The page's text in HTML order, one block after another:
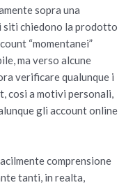
sopra una
siti chiedono la prodotto
“momentanei”
ma verso alcune
verificare qualunque i
cosi a motivi personali,
gli account online
comprensione
tanti, in realta,